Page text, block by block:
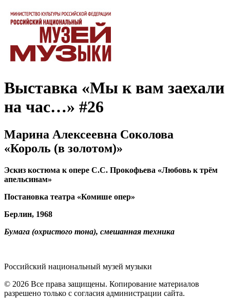
Выставка «Мы к вам заехали
на час…» #26
Марина Алексеевна Соколова
«Король (в золотом)»
Эскиз костюма к опере С.С. Прокофьева «Любовь к трём
апельсинам»
Постановка театра «Комише опер»
Берлин, 1968
Бумага (охристого тона), смешанная техника
Российский национальный музей музыки
© 2026 Все права защищены. Копирование материалов
разрешено только с согласия администрации сайта.